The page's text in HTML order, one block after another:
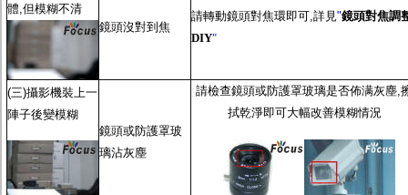
體,但模糊不清
鏡頭沒對到焦
請轉動鏡頭對焦環即可,詳見 "鏡頭對焦調
DIY"
(三)攝影機裝上一
陣子後變模糊
鏡頭或防護罩玻
璃沾灰塵
請檢查鏡頭或防護罩玻璃是否佈满灰塵,
拭乾淨即可大幅改善模糊情況